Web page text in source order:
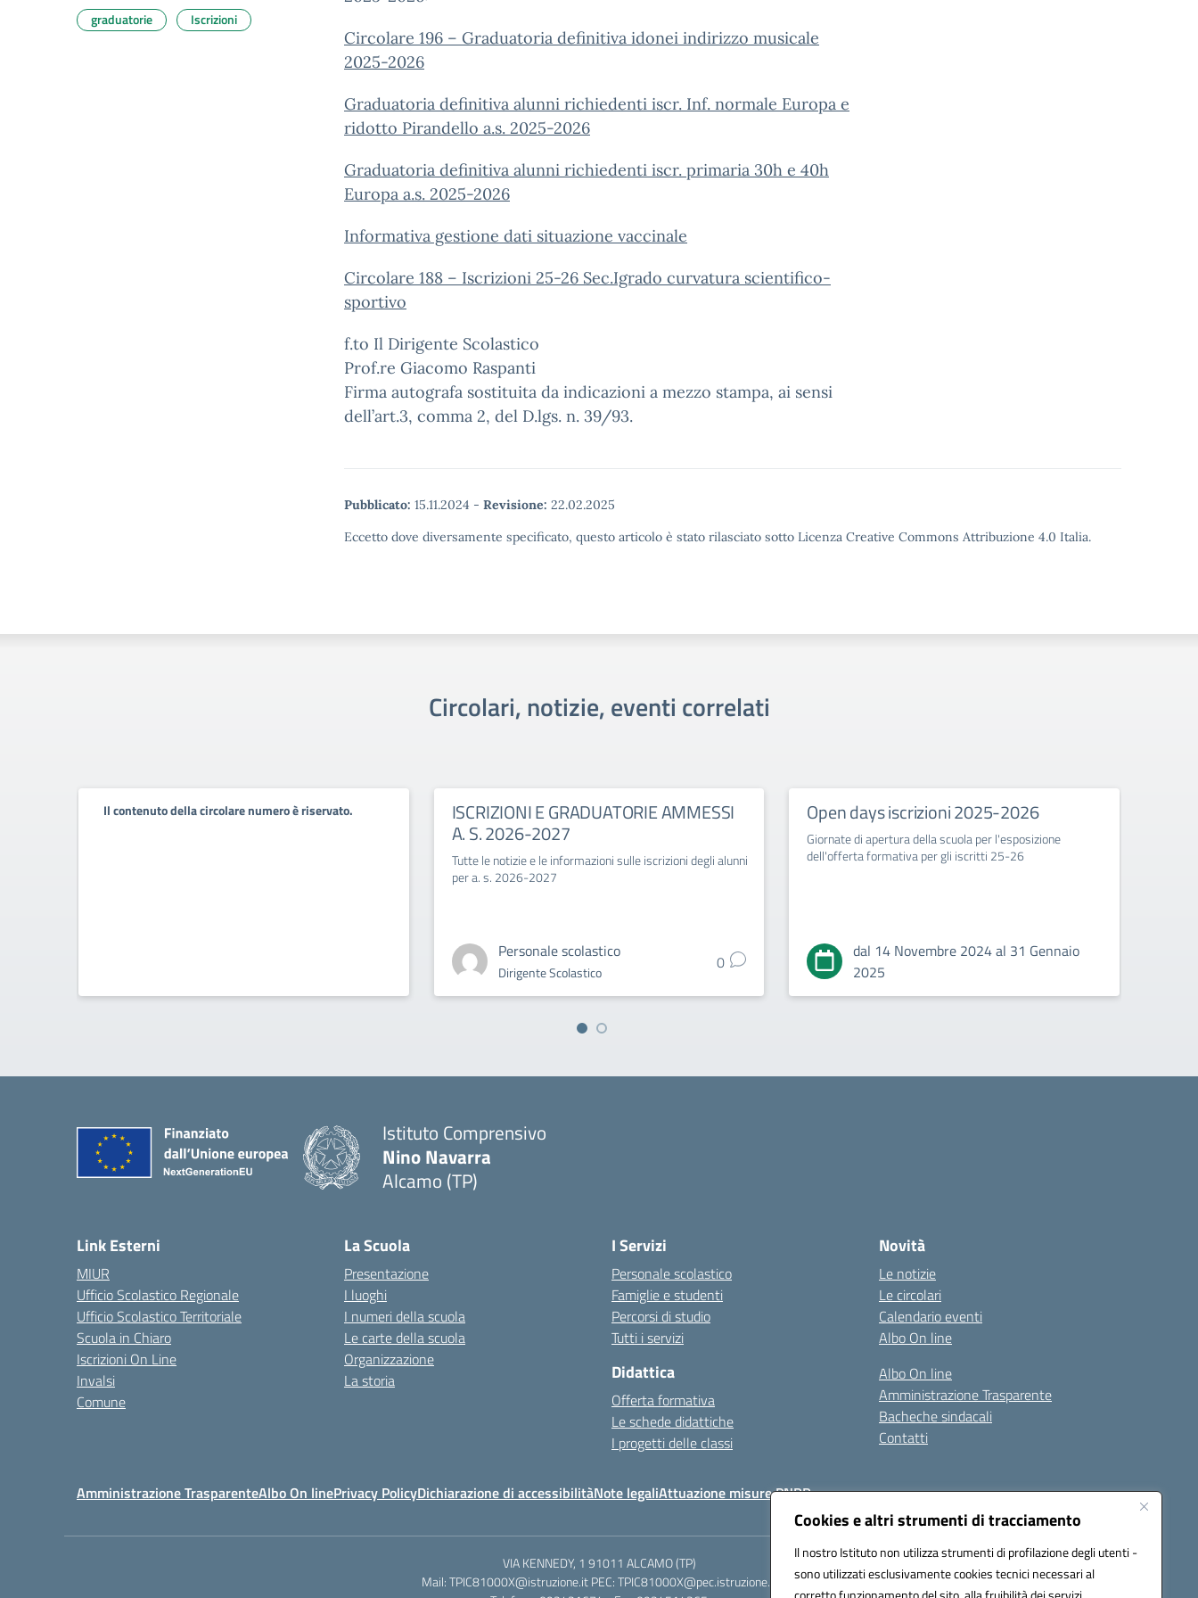
Cookies e altri strumenti di tracciamento
Il nostro Istituto non utilizza strumenti di profilazione degli utenti -
sono utilizzati esclusivamente cookies tecnici necessari al
Circolare 196 – Graduatoria definitiva idonei indirizzo musicale
2025-2026
Graduatoria definitiva alunni richiedenti iscr. Inf. normale Europa e
ridotto Pirandello a.s. 2025-2026
Graduatoria definitiva alunni richiedenti iscr. primaria 30h e 40h
Europa a.s. 2025-2026
Informativa gestione dati situazione vaccinale
Circolare 188 – Iscrizioni 25-26 Sec.Igrado curvatura scientifico-
sportivo
f.to Il Dirigente Scolastico
Prof.re Giacomo Raspanti
Firma autografa sostituita da indicazioni a mezzo stampa, ai sensi
dell’art.3, comma 2, del D.lgs. n. 39/93.
Pubblicato: 15.11.2024 - Revisione: 22.02.2025
Eccetto dove diversamente specificato, questo articolo è stato rilasciato sotto Licenza Creative Commons Attribuzione 4.0 Italia.
graduatorie Iscrizioni
Circolari, notizie, eventi correlati
Il contenuto della circolare numero è riservato. ISCRIZIONI E GRADUATORIE AMMESSI
A. S. 2026-2027
Tutte le notizie e le informazioni sulle iscrizioni degli alunni
per a. s. 2026-2027
Personale scolastico
Dirigente Scolastico 0
Open days iscrizioni 2025-2026
Giornate di apertura della scuola per l'esposizione
dell'offerta formativa per gli iscritti 25-26
dal 14 Novembre 2024 al 31 Gennaio
2025
Istituto Comprensivo
Nino Navarra
Alcamo (TP)
Link Esterni
MIUR
Ufficio Scolastico Regionale
Ufficio Scolastico Territoriale
Scuola in Chiaro
Iscrizioni On Line
Invalsi
Comune
La Scuola
Presentazione
I luoghi
I numeri della scuola
Le carte della scuola
Organizzazione
La storia
I Servizi
Personale scolastico
Famiglie e studenti
Percorsi di studio
Tutti i servizi
Didattica
Offerta formativa
Le schede didattiche
I progetti delle classi
Novità
Le notizie
Le circolari
Calendario eventi
Albo On line
Albo On line
Amministrazione Trasparente
Bacheche sindacali
Contatti
Amministrazione TrasparenteAlbo On linePrivacy PolicyDichiarazione di accessibilitàNote legaliAttuazione misure PNRR
VIA KENNEDY, 1 91011 ALCAMO (TP)
Mail: TPIC81000X@istruzione.it PEC: TPIC81000X@pec.istruzione.it